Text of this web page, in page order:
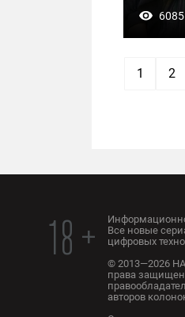
6085
1 2
18 +
Все новые
цифровых
© 2013—2026
права
авторов